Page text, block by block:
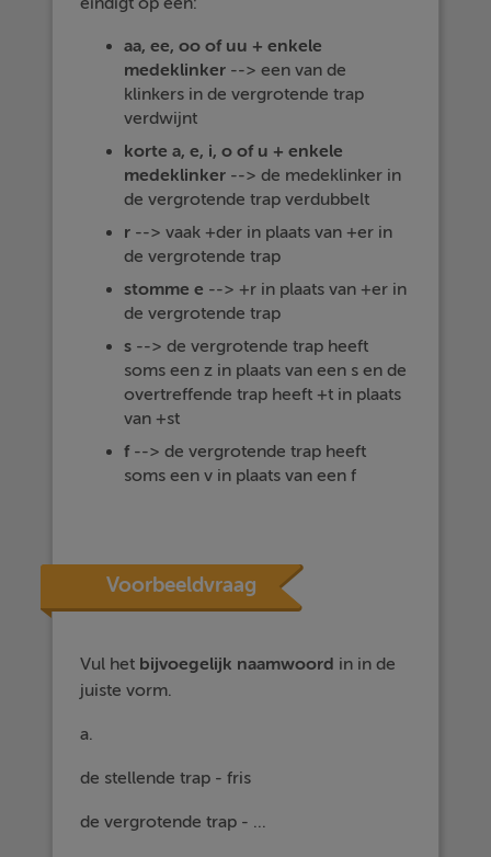
aa, ee, oo of uu + enkele
medeklinker --> een van de
klinkers in de vergrotende trap
verdwijnt
korte a, e, i, o of u + enkele
medeklinker --> de medeklinker in
de vergrotende trap verdubbelt
r --> vaak +der in plaats van +er in
de vergrotende trap
stomme e --> +r in plaats van +er in
de vergrotende trap
s --> de vergrotende trap heeft
soms een z in plaats van een s en de
overtreffende trap heeft +t in plaats
van +st
f--> de vergrotende trap heeft
soms een v in plaats van een f
Voorbeeldvraag
Vul het bijvoegelijk naamwoord in in de
juiste vorm.
a.
de stellende trap - fris
de vergrotende trap - ...